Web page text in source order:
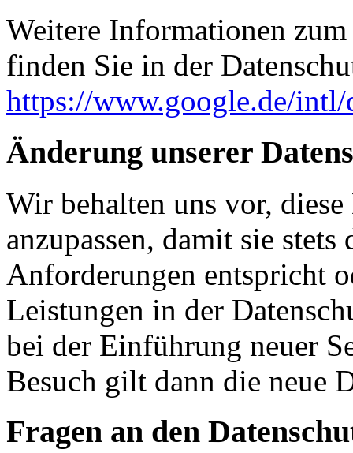
Weitere Informationen
finden Sie in der
https://www.google.de/
Änderung unserer
Wir behalten uns vor,
anzupassen, damit sie
Anforderungen entspricht
Leistungen in der
bei der Einführung neuer
Besuch gilt dann die neue
Fragen an den